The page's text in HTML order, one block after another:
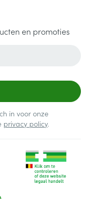
en promoties
in voor onze
privacy policy.